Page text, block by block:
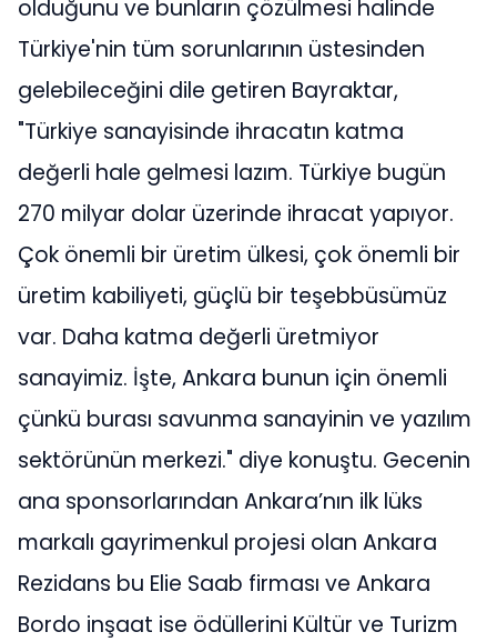
olduğunu ve bunların çözülmesi halinde
Türkiye'nin tüm sorunlarının üstesinden
gelebileceğini dile getiren Bayraktar,
"Türkiye sanayisinde ihracatın katma
değerli hale gelmesi lazım. Türkiye bugün
270 milyar dolar üzerinde ihracat yapıyor.
Çok önemli bir üretim ülkesi, çok önemli bir
üretim kabiliyeti, güçlü bir teşebbüsümüz
var. Daha katma değerli üretmiyor
sanayimiz. İşte, Ankara bunun için önemli
çünkü burası savunma sanayinin ve yazılım
sektörünün merkezi." diye konuştu. Gecenin
ana sponsorlarından Ankara’nın ilk lüks
markalı gayrimenkul projesi olan Ankara
Rezidans bu Elie Saab firması ve Ankara
Bordo inşaat ise ödüllerini Kültür ve Turizm